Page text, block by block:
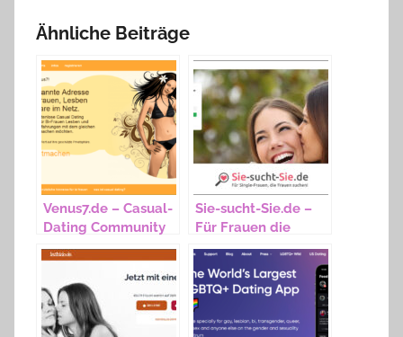
Ähnliche Beiträge
Venus7.de – Casual-
Dating Community
Sie-sucht-Sie.de –
Für Frauen die
Frauen lieben